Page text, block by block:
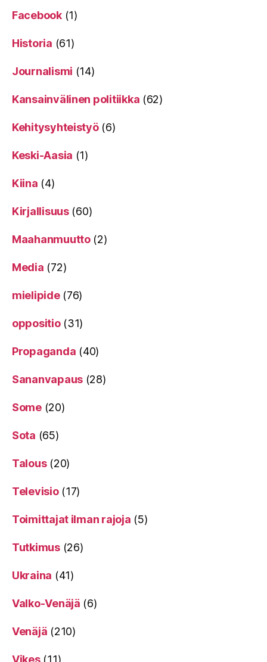
Facebook(1)
Historia (61)
Journalismi (14)
Kansainvälinen politiikka (62)
Kehitysyhteistyö(6)
Keski-Aasia (1)
Kiina (4)
Kirjallisuus(60)
Maahanmuutto(2)
Media (72)
mielipide(76)
oppositio(31)
Propaganda (40)
Sananvapaus (28)
Some(20)
Sota (65)
Talous(20)
Televisio(17)
Toimittajat ilman rajoja (5)
Tutkimus(26)
Ukraina (41)
Valko-Venäjä (6)
Venäjä (210)
Vikes(11)